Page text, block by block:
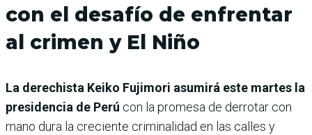
con el desafío de enfrentar
al crimen y El Niño
La derechista Keiko Fujimori asumirá este martes la
presidencia de Perú con la promesa de derrotar con
mano dura la creciente criminalidad en las calles y